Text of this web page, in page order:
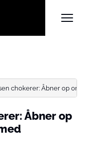
chokerer: Åbner op om
Åbner op